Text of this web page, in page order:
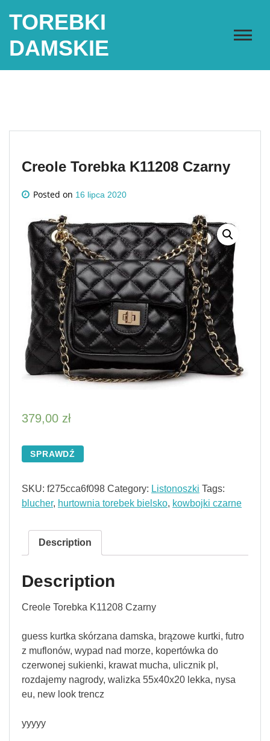
TOREBKI
DAMSKIE
Creole Torebka K11208 Czarny
Posted on 16 lipca 2020
379,00 zł
SPRAWDŹ
SKU: f275cca6f098 Category: Listonoszki Tags:
blucher, hurtownia torebek bielsko, kowbojki czarne
Description
Description
Creole Torebka K11208 Czarny
guess kurtka skórzana damska, brązowe kurtki, futro
z muflonów, wypad nad morze, kopertówka do
czerwonej sukienki, krawat mucha, ulicznik pl,
rozdajemy nagrody, walizka 55x40x20 lekka, nysa
eu, new look trencz
yyyyy